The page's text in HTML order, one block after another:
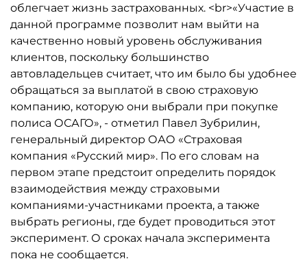
облегчает жизнь застрахованных. <br>«Участие в
данной программе позволит нам выйти на
качественно новый уровень обслуживания
клиентов, поскольку большинство
автовладельцев считает, что им было бы удобнее
обращаться за выплатой в свою страховую
компанию, которую они выбрали при покупке
полиса ОСАГО», - отметил Павел Зубрилин,
генеральный директор ОАО «Страховая
компания «Русский мир». По его словам на
первом этапе предстоит определить порядок
взаимодействия между страховыми
компаниями-участниками проекта, а также
выбрать регионы, где будет проводиться этот
эксперимент. О сроках начала эксперимента
пока не сообщается.